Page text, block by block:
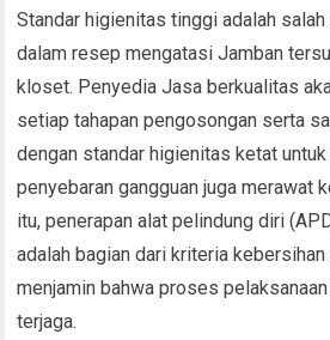
Standar higienitas tinggi adalah
dalam resep mengatasi Jamban
kloset. Penyedia Jasa berkualitas
setiap tahapan pengosongan serta
dengan standar higienitas ketat
penyebaran gangguan juga merawat
itu, penerapan alat pelindung diri
adalah bagian dari kriteria
menjamin bahwa proses
terjaga.